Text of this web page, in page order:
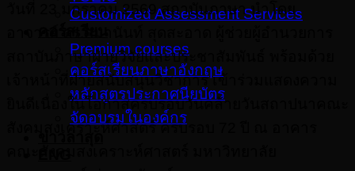
Customized Assessment Services
Premium courses
คอร์สเรียนภาษาอังกฤษ
หลักสูตรประกาศนียบัตร
จัดอบรมในองค์กร
วันที่ 23 มกราคม 2569 สถาบันภาษา นำโดย
สถาบันภาษาฝ่ายวิจัยและประชาสัมพันธ์ พร้อมด้วย
เจ้าหน้าที่ฝ่ายสนับสนุนวิชาการ เข้าร่วมแสดงความ
ยินดีเนื่องในโอกาสครบรอบวันคล้ายวันสถาปนาคณะ
สังคมสงเคราะห์ศาสตร์ ครบรอบ 72 ปี ณ อาคาร